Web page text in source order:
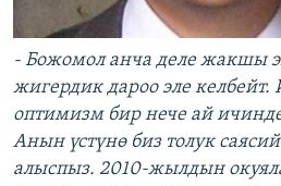
- Божомол анча деле жакшы
жигердик дароо эле
оптимизм бир нече ай
Анын үстүнө биз толук
алыспыз. 2010-жылдын